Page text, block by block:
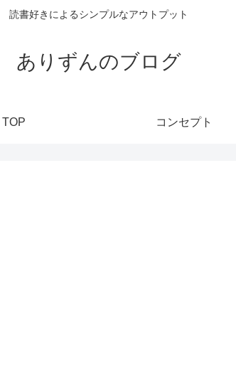
読書好きによるシンプルなアウトプット
ありずんのブログ
TOP コンセプト